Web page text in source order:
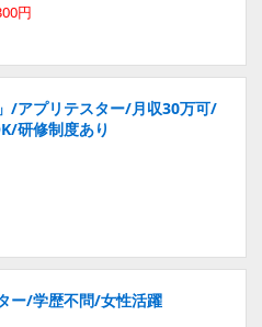
円
/アプリテスター/月収30万可/
研修制度あり
ー/学歴不問/女性活躍